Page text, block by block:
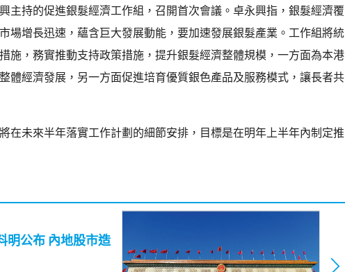
主持的促進銀髮經濟工作組，召開首次會議。卓永興指，銀髮經濟覆
場增長迅速，蘊含巨大發展動能，要加速發展銀髮產業。工作組將統
施，務實推動支持政策措施，提升銀髮經濟整體規模，一方面為本港
體經濟發展，另一方面促進培育優質銀色產品及服務模式，讓長者共
在未來半年落實工作計劃的細節安排，目標是在明年上半年內制定推
明公布 內地股市造